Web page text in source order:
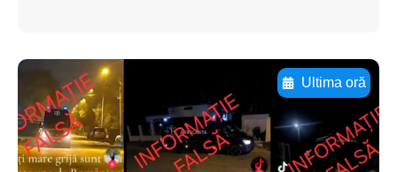
Ultima oră
Adaugă aici textul pentru
subtitluAdaugă aici